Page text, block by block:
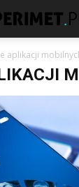
aplikacji